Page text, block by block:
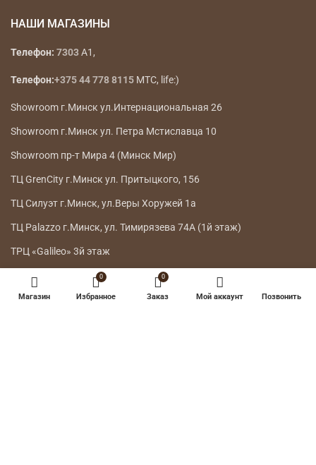
НАШИ МАГАЗИНЫ
Телефон: 7303A1,
Телефон:+375 44 778 8115 МТС, life:)
Showroom г.Минск ул.Интернациональная 26
Showroom г.Минск ул. Петра Мстиславца 10
Showroom пр-т Мира 4 (Минск Мир)
ТЦ GrenCity г.Минск ул. Притыцкого, 156
ТЦ Силуэт г.Минск, ул.Веры Хоружей 1а
ТЦ Palazzo г.Минск, ул. Тимирязева 74А (1й этаж)
ТРЦ «Galileo» 3й этаж
ГЛАВНОЕ МЕНЮ
Магазин
0
Избранное
0
Заказ Мой аккаунт Позвонить